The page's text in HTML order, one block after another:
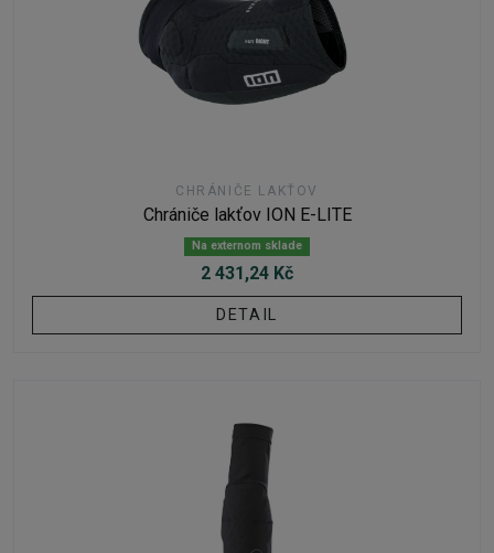
CHRÁNIČE LAKŤOV
Chrániče lakťov ION E-LITE
Na externom sklade
2 431,24 Kč
DETAIL